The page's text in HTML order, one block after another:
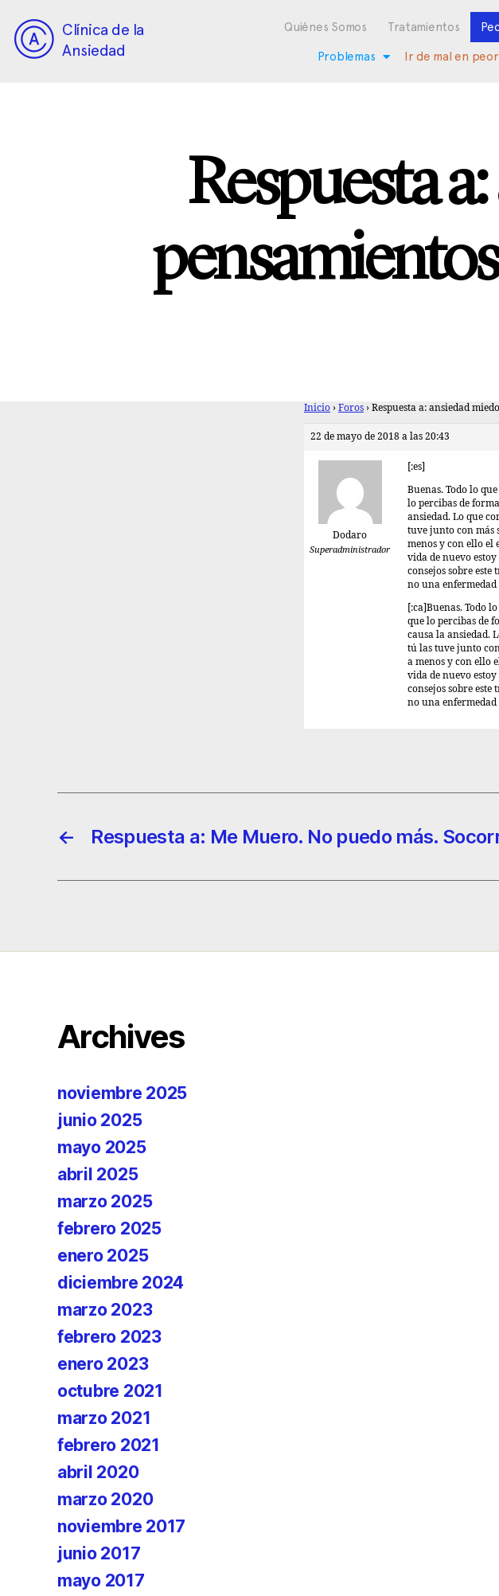
Clínica de la
Ansiedad
Quiénes Somos Tratamientos
Problemas Ir de mal en peor
Respuesta
Inicio › Foros › Respuesta a: ansiedad
22 de mayo de 2018 a las 20:43
Dodaro
Superadministrador
[:es]
Buenas. Todo lo
lo percibas de
ansiedad. Lo que
tuve junto con más
menos y con ello el
vida de nuevo
consejos sobre
no una enfermedad
[:ca]Buenas. Todo
que lo percibas de
causa la ansiedad.
tú las tuve junto
a menos y con ello
vida de nuevo
consejos sobre
no una enfermedad
← Respuesta a: Me Muero. No puedo más.
Archives
noviembre 2025
junio 2025
mayo 2025
abril 2025
marzo 2025
febrero 2025
enero 2025
diciembre 2024
marzo 2023
febrero 2023
enero 2023
octubre 2021
marzo 2021
febrero 2021
abril 2020
marzo 2020
noviembre 2017
junio 2017
mayo 2017